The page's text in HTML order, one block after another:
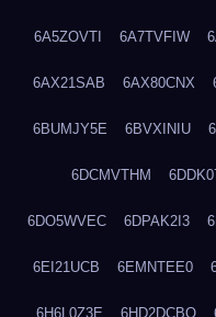
6A5ZOVTI 6A7TVFIW
6AX21SAB 6AX80CNX
6BUMJY5E 6BVXINIU
6DCMVTHM
6DO5WVEC 6DPAK2I3
6EI21UCB 6EMNTEE0
6H6L0Z3E 6HD2DCBO